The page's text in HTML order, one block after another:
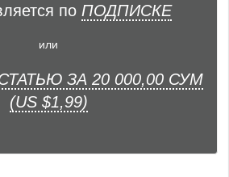
по ПОДПИСКЕ
или
ЗА 20 000,00 СУМ
(US $1,99)